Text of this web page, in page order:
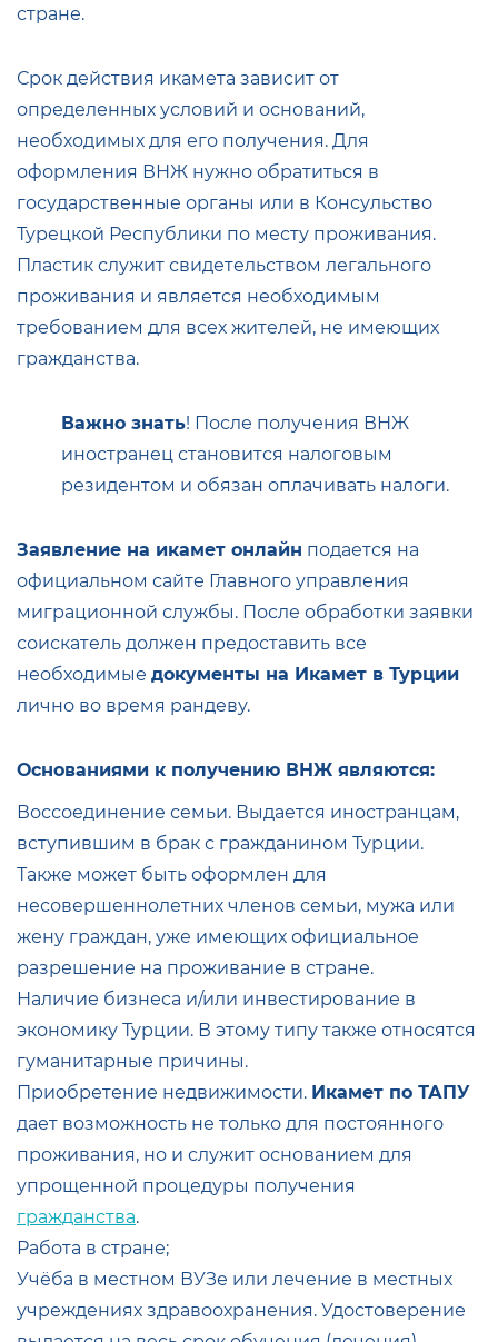
стране.
Срок действия икамета зависит от
определенных условий и оснований,
необходимых для его получения. Для
оформления ВНЖ нужно обратиться в
государственные органы или в Консульство
Турецкой Республики по месту проживания.
Пластик служит свидетельством легального
проживания и является необходимым
требованием для всех жителей, не имеющих
гражданства.
Важно знать! После получения ВНЖ
иностранец становится налоговым
резидентом и обязан оплачивать налоги.
Заявление на икамет онлайн подается на
официальном сайте Главного управления
миграционной службы. После обработки заявки
соискатель должен предоставить все
необходимые документы на Икамет в Турции
лично во время рандеву.
Основаниями к получению ВНЖ являются:
Воссоединение семьи. Выдается иностранцам,
вступившим в брак с гражданином Турции.
Также может быть оформлен для
несовершеннолетних членов семьи, мужа или
жену граждан, уже имеющих официальное
разрешение на проживание в стране.
Наличие бизнеса и/или инвестирование в
экономику Турции. В этому типу также относятся
гуманитарные причины.
Приобретение недвижимости. Икамет по ТАПУ
дает возможность не только для постоянного
проживания, но и служит основанием для
упрощенной процедуры получения
гражданства.
Работа в стране;
Учёба в местном ВУЗе или лечение в местных
учреждениях здравоохранения. Удостоверение